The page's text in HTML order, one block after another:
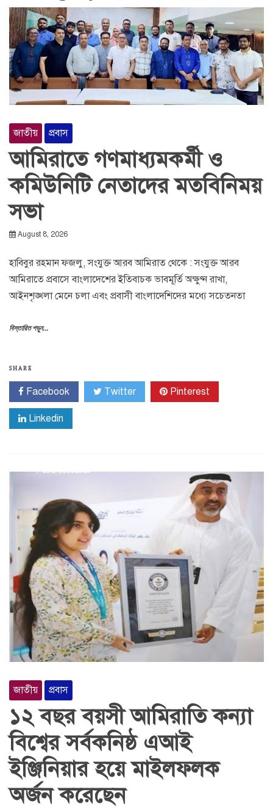
জাতীয় প্রবাস
আমিরাতে গণমাধ্যমকর্মী ও
কমিউনিটি নেতাদের মতবিনিময়
সভা
August 8, 2026
হাবিবুর রহমান ফজলু, সংযুক্ত আরব আমিরাত থেকে : সংযুক্ত আরব
আমিরাতে প্রবাসে বাংলাদেশের ইতিবাচক ভাবমূর্তি অক্ষুণ্ন রাখা,
আইনশৃঙ্খলা মেনে চলা এবং প্রবাসী বাংলাদেশিদের মধ্যে সচেতনতা
বিস্তারিত পড়ুন...
SHARE
Facebook Twitter Pinterest
Linkedin
জাতীয় প্রবাস
১২ বছর বয়সী আমিরাতি কন্যা
বিশ্বের সর্বকনিষ্ঠ এআই
ইঞ্জিনিয়ার হয়ে মাইলফলক
অর্জন করেছেন